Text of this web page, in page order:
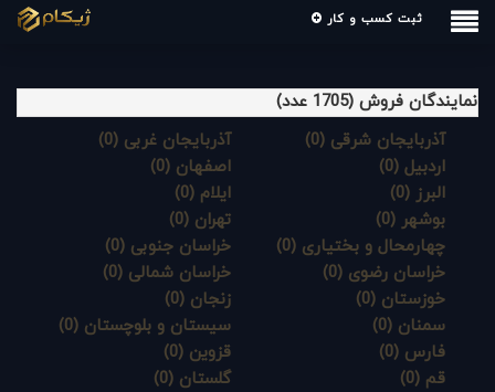
ثبت کسب و کار
نمایندگان فروش (1705 عدد)
آذربایجان شرقی (0)
آذربایجان غربی (0)
اردبیل (0)
اصفهان (0)
البرز (0)
ایلام (0)
بوشهر (0)
تهران (0)
چهارمحال و بختیاری (0)
خراسان جنوبی (0)
خراسان رضوی (0)
خراسان شمالی (0)
خوزستان (0)
زنجان (0)
سمنان (0)
سیستان و بلوچستان (0)
فارس (0)
قزوین (0)
قم (0)
گلستان (0)